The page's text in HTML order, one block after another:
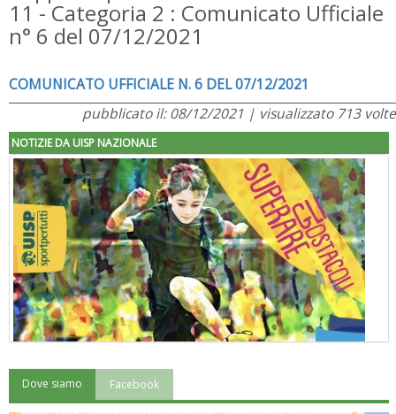
11 - Categoria 2 : Comunicato Ufficiale
n° 6 del 07/12/2021
COMUNICATO UFFICIALE N. 6 DEL 07/12/2021
pubblicato il: 08/12/2021 | visualizzato 713 volte
NOTIZIE DA UISP NAZIONALE
"Superare gli ostacoli": la relazione di Tiziano Pesce al CN Uisp
Dove siamo Facebook